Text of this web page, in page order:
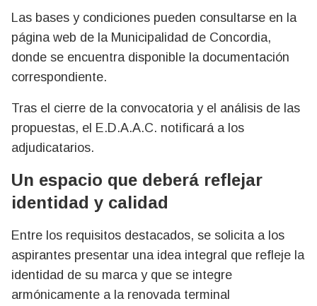
Las bases y condiciones pueden consultarse en la
página web de la Municipalidad de Concordia,
donde se encuentra disponible la documentación
correspondiente.
Tras el cierre de la convocatoria y el análisis de las
propuestas, el E.D.A.A.C. notificará a los
adjudicatarios.
Un espacio que deberá reflejar
identidad y calidad
Entre los requisitos destacados, se solicita a los
aspirantes presentar una idea integral que refleje la
identidad de su marca y que se integre
armónicamente a la renovada terminal